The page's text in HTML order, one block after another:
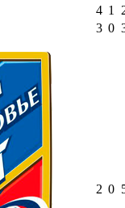
4 1
3 0
2 0